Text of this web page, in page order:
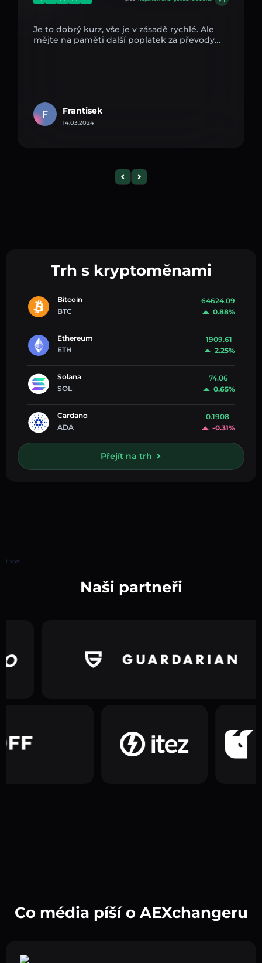
Je to dobrý kurz, vše je v zásadě rychlé. Ale
mějte na paměti další poplatek za převody…
F Frantisek
14.03.2024
Trh s kryptoměnami
Bitcoin
BTC
64624.09
0.88%
Ethereum
ETH
1909.61
2.25%
Solana
SOL
74.06
0.65%
Cardano
ADA
0.1908
-0.31%
Přejít na trh
Hlavní
Naši partneři
Co média píší o AEXchangeru